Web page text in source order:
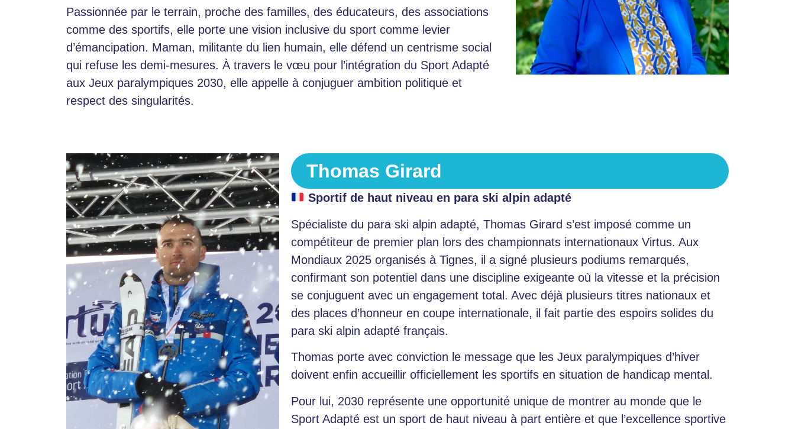
Passionnée par le terrain, proche des familles, des éducateurs, des associations
comme des sportifs, elle porte une vision inclusive du sport comme levier
d’émancipation. Maman, militante du lien humain, elle défend un centrisme social
qui refuse les demi-mesures. À travers le vœu pour l’intégration du Sport Adapté
aux Jeux paralympiques 2030, elle appelle à conjuguer ambition politique et
respect des singularités.
Thomas Girard
Sportif de haut niveau en para ski alpin adapté
Spécialiste du para ski alpin adapté, Thomas Girard s’est imposé comme un
compétiteur de premier plan lors des championnats internationaux Virtus. Aux
Mondiaux 2025 organisés à Tignes, il a signé plusieurs podiums remarqués,
confirmant son potentiel dans une discipline exigeante où la vitesse et la précision
se conjuguent avec un engagement total. Avec déjà plusieurs titres nationaux et
des places d’honneur en coupe internationale, il fait partie des espoirs solides du
para ski alpin adapté français.
Thomas porte avec conviction le message que les Jeux paralympiques d’hiver
doivent enfin accueillir officiellement les sportifs en situation de handicap mental.
Pour lui, 2030 représente une opportunité unique de montrer au monde que le
Sport Adapté est un sport de haut niveau à part entière et que l’excellence sportive